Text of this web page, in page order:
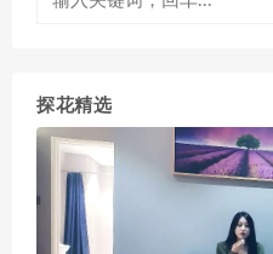
探花精选